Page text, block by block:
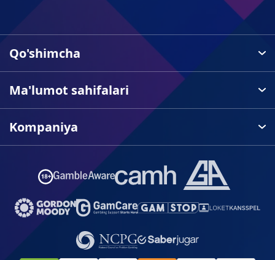
Qo'shimcha
Ma'lumot sahifalari
Kompaniya